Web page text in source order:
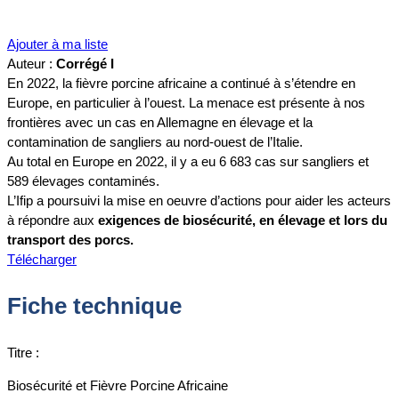
Ajouter à ma liste
Auteur : Corrégé I
En 2022, la fièvre porcine africaine a continué à s’étendre en
Europe, en particulier à l’ouest. La menace est présente à nos
frontières avec un cas en Allemagne en élevage et la
contamination de sangliers au nord-ouest de l’Italie.
Au total en Europe en 2022, il y a eu 6 683 cas sur sangliers et
589 élevages contaminés.
L’Ifip a poursuivi la mise en oeuvre d’actions pour aider les acteurs
à répondre aux exigences de biosécurité, en élevage et lors du
transport des porcs.
Télécharger
Fiche technique
Titre :
Biosécurité et Fièvre Porcine Africaine